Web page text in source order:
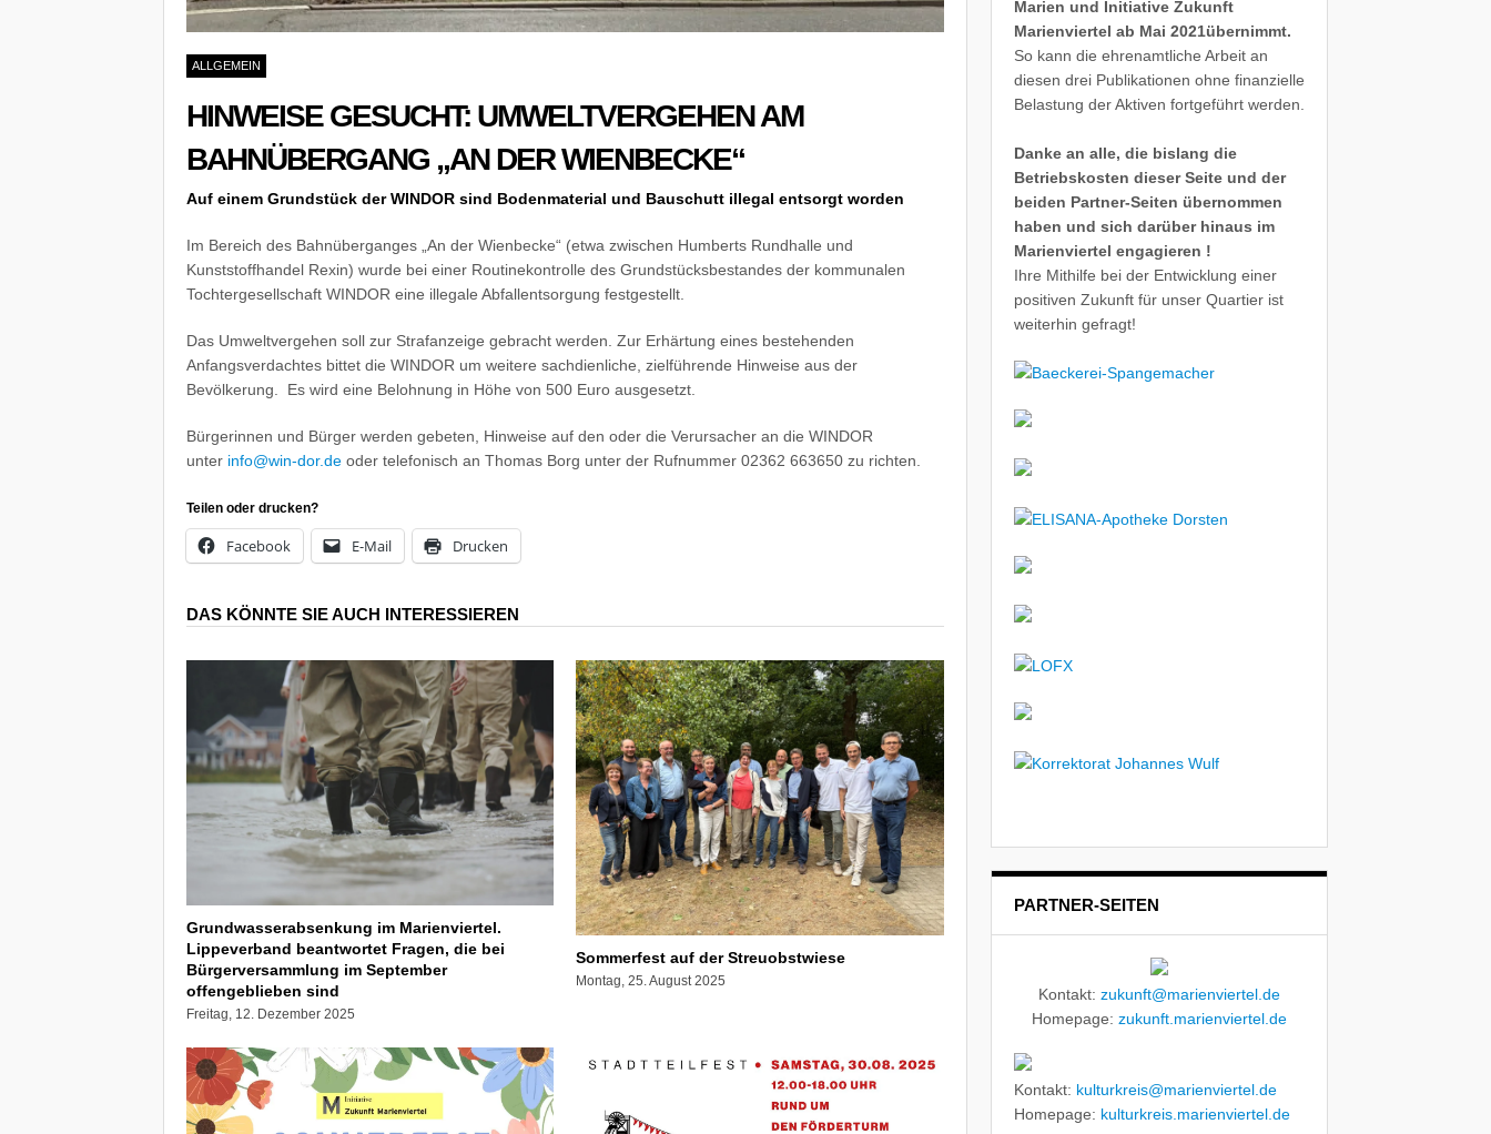
ALLGEMEIN
HINWEISE GESUCHT: UMWELTVERGEHEN AM
BAHNÜBERGANG „AN DER WIENBECKE“
Auf einem Grundstück der WINDOR sind Bodenmaterial und Bauschutt illegal entsorgt worden
Im Bereich des Bahnüberganges „An der Wienbecke“ (etwa zwischen Humberts Rundhalle und
Kunststoffhandel Rexin) wurde bei einer Routinekontrolle des Grundstücksbestandes der kommunalen
Tochtergesellschaft WINDOR eine illegale Abfallentsorgung festgestellt.
Das Umweltvergehen soll zur Strafanzeige gebracht werden. Zur Erhärtung eines bestehenden
Anfangsverdachtes bittet die WINDOR um weitere sachdienliche, zielführende Hinweise aus der
Bevölkerung. Es wird eine Belohnung in Höhe von 500 Euro ausgesetzt.
Bürgerinnen und Bürger werden gebeten, Hinweise auf den oder die Verursacher an die WINDOR
unter info@win-dor.de oder telefonisch an Thomas Borg unter der Rufnummer 02362 663650 zu richten.
Teilen oder drucken?
Facebook E-Mail Drucken
DAS KÖNNTE SIE AUCH INTERESSIEREN
Grundwasserabsenkung im Marienviertel.
Lippeverband beantwortet Fragen, die bei
Bürgerversammlung im September
offengeblieben sind
Freitag, 12. Dezember 2025
Sommerfest auf der Streuobstwiese
Montag, 25. August 2025
Marien und Initiative Zukunft
Marienviertel ab Mai 2021übernimmt.
So kann die ehrenamtliche Arbeit an
diesen drei Publikationen ohne finanzielle
Belastung der Aktiven fortgeführt werden.
Danke an alle, die bislang die
Betriebskosten dieser Seite und der
beiden Partner-Seiten übernommen
haben und sich darüber hinaus im
Marienviertel engagieren !
Ihre Mithilfe bei der Entwicklung einer
positiven Zukunft für unser Quartier ist
weiterhin gefragt!
PARTNER-SEITEN
Kontakt: zukunft@marienviertel.de
Homepage: zukunft.marienviertel.de
Kontakt: kulturkreis@marienviertel.de
Homepage: kulturkreis.marienviertel.de